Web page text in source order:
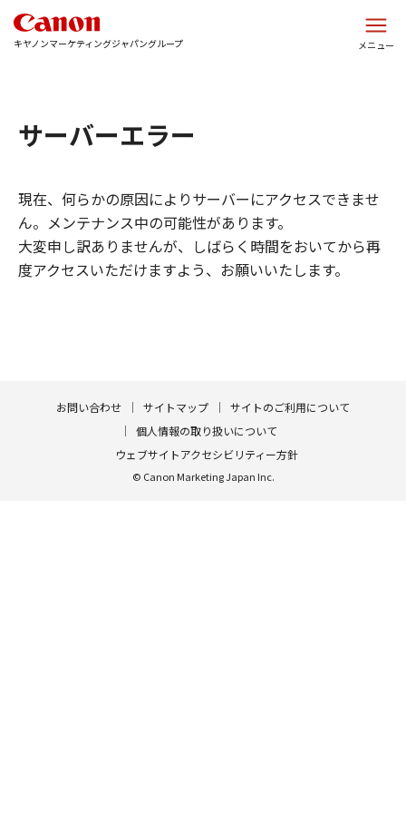
キヤノンマーケティングジャパングループ メニュー
サーバーエラー
現在、何らかの原因によりサーバーにアクセスできませ
ん。メンテナンス中の可能性があります。
大変申し訳ありませんが、しばらく時間をおいてから再
度アクセスいただけますよう、お願いいたします。
お問い合わせ サイトマップ
サイトのご利用について
個人情報の取り扱いについて
ウェブサイトアクセシビリティー方針
© Canon Marketing Japan Inc.